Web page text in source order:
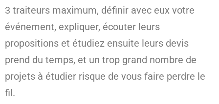
3 traiteurs maximum, définir avec eux votre
événement, expliquer, écouter leurs
propositions et étudiez ensuite leurs devis
prend du temps, et un trop grand nombre de
projets à étudier risque de vous faire perdre le
fil.